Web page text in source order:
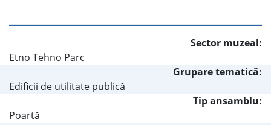
Sector muzeal:
Etno Tehno Parc
Grupare tematică:
Edificii de utilitate publică
Tip ansamblu:
Poartă